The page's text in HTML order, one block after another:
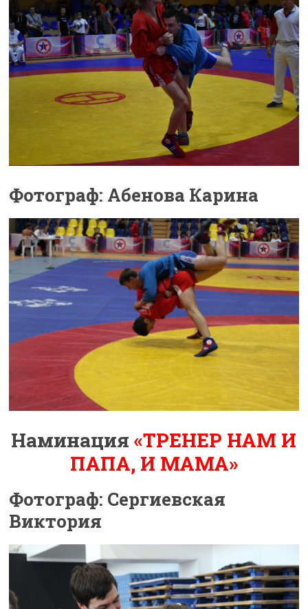
Фотограф: Абенова Карина
Наминация«ТРЕНЕР НАМ И
ПАПА, И МАМА»
Фотограф: Сергиевская
Виктория